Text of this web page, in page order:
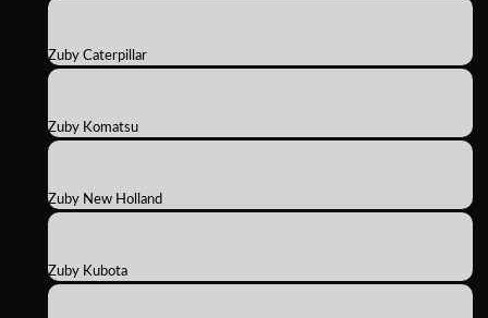
Zuby Caterpillar
Zuby Komatsu
Zuby New Holland
Zuby Kubota